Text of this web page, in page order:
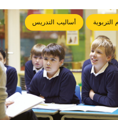
التربوية أساليب التدريس